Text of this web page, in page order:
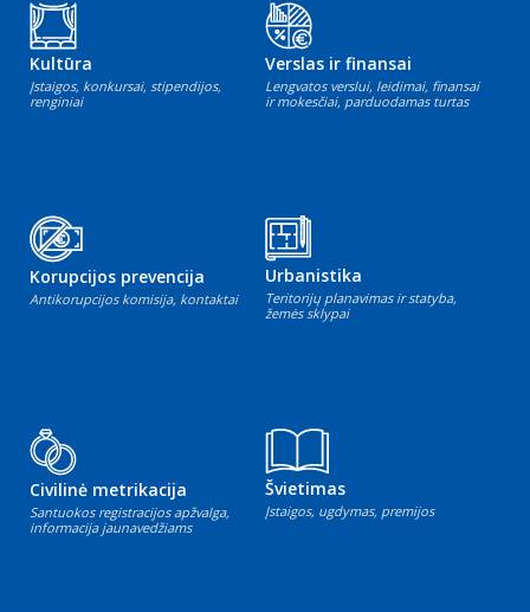
Kultūra
Įstaigos, konkursai, stipendijos,
renginiai
Verslas ir finansai
Lengvatos verslui, leidimai, finansai
ir mokesčiai, parduodamas turtas
Korupcijos prevencija
Antikorupcijos komisija, kontaktai
Urbanistika
Teritorijų planavimas ir statyba,
žemės sklypai
Civilinė metrikacija
Santuokos registracijos apžvalga,
informacija jaunavedžiams
Švietimas
Įstaigos, ugdymas, premijos